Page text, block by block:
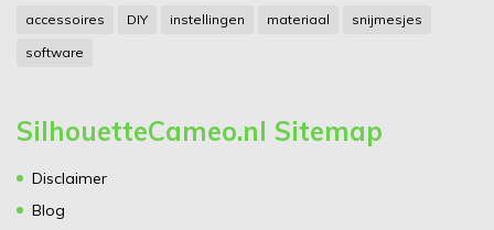
accessoires DIY instellingen materiaal
snijmesjes
software
SilhouetteCameo.nl Sitemap
Disclaimer
Blog